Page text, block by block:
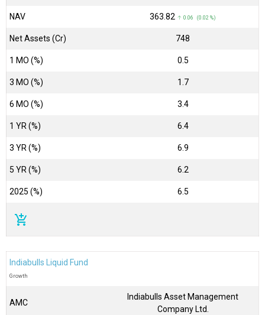
NAV ₹363.82 ↑ 0.06 (0.02 %)
Net Assets (Cr) ₹748
1 MO (%) 0.5
3 MO (%) 1.7
6 MO (%) 3.4
1 YR (%) 6.4
3 YR (%) 6.9
5 YR (%) 6.2
2025 (%) 6.5
add_shopping_cart
Indiabulls Liquid Fund
Growth
AMC
Indiabulls Asset Management
Company Ltd.